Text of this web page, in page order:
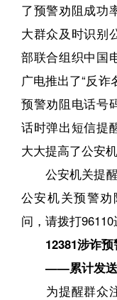
了预警劝阻成功
大群众及时识别
部联合组织中国
广电推出了“反诈
预警劝阻电话号
话时弹出短信提
大大提高了公安
公安机关提醒
公安机关预警
问，请拨打96110
12381涉诈
——累计发送
为提醒群众注